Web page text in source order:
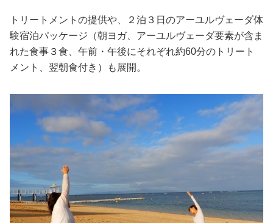
トリートメントの提供や、２泊３日のアーユルヴェーダ体
験宿泊パッケージ（朝ヨガ、アーユルヴェーダ要素が含ま
れた食事３食、午前・午後にそれぞれ約60分のトリート
メント、翌朝食付き）も展開。